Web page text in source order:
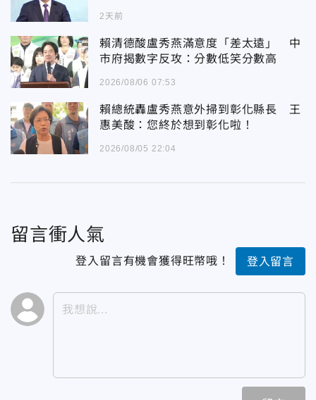
2天前
賴清德酸盧秀燕滿意度「差太遠」 中
市府揭數字反攻：分數低笑分數高
2026/08/06 07:53
賴總統轟盧秀燕意外掃到彰化縣長 王
惠美酸：您終於想到彰化啦！
2026/08/05 22:04
留言衝人氣
登入留言有機會獲得旺幣哦！ 登入留言